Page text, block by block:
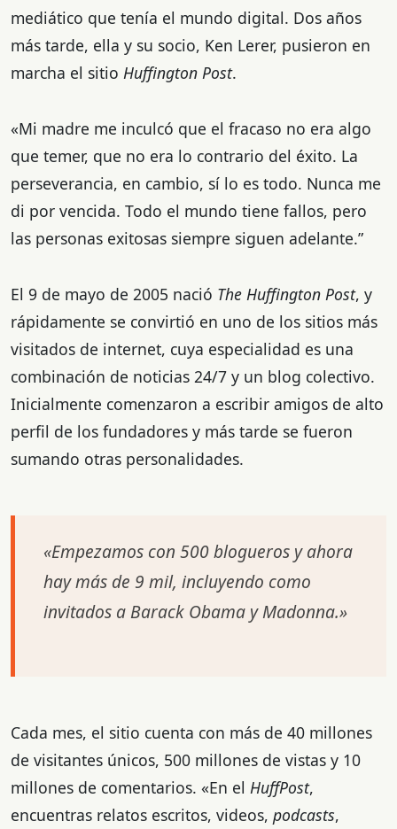
mediático que tenía el mundo digital. Dos años
más tarde, ella y su socio, Ken Lerer, pusieron en
marcha el sitio Huffington Post.
«Mi madre me inculcó que el fracaso no era algo
que temer, que no era lo contrario del éxito. La
perseverancia, en cambio, sí lo es todo. Nunca me
di por vencida. Todo el mundo tiene fallos, pero
las personas exitosas siempre siguen adelante.”
El 9 de mayo de 2005 nació The Huffington Post, y
rápidamente se convirtió en uno de los sitios más
visitados de internet, cuya especialidad es una
combinación de noticias 24/7 y un blog colectivo.
Inicialmente comenzaron a escribir amigos de alto
perfil de los fundadores y más tarde se fueron
sumando otras personalidades.
«Empezamos con 500 blogueros y ahora
hay más de 9 mil, incluyendo como
invitados a Barack Obama y Madonna.»
Cada mes, el sitio cuenta con más de 40 millones
de visitantes únicos, 500 millones de vistas y 10
millones de comentarios. «En el HuffPost,
encuentras relatos escritos, videos, podcasts,